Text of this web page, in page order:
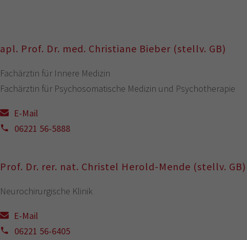
apl. Prof. Dr. med. Christiane Bieber (stellv. GB)
Fachärztin für Innere Medizin
Fachärztin für Psychosomatische Medizin und Psychotherapie
E-Mail
06221 56-5888
Prof. Dr. rer. nat. Christel Herold-Mende (stellv. GB)
Neurochirurgische Klinik
E-Mail
06221 56-6405